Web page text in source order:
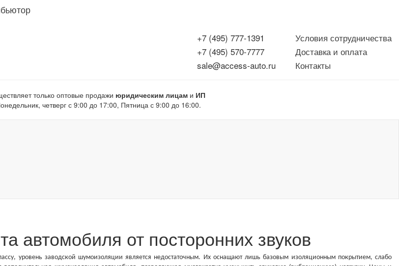
Условия сотрудничества
Доставка и оплата
Контакты
+7 (495) 777-1391
+7 (495) 570-7777
sale@access-auto.ru
только оптовые продажи юридическим лицами ИП
четверг с 9:00 до 17:00, Пятница с 9:00 до 16:00.
автомобиля от посторонних звуков
уровень заводской шумоизоляции является недостаточным. Их оснащают лишь базовым изоляционным покрытием, слабо